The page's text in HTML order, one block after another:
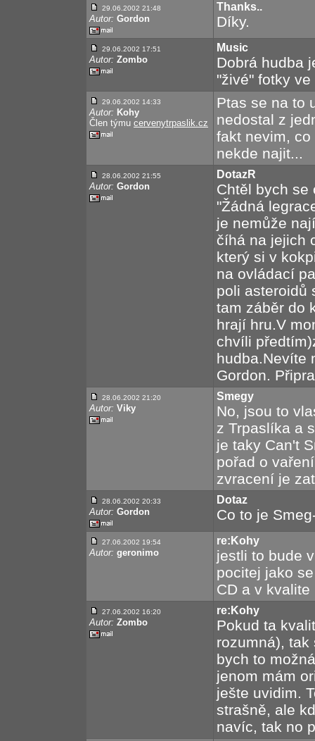
29.06.2002 21:48
Autor: Gordon
Thanks..
Díky.
29.06.2002 17:51
Autor: Zombo
Music
Dobrá hudba
"živé" fotky
29.06.2002 14:33
Autor: Kohy
Člen týmu cervenytrpaslik.cz
Ptas se na to
nedostal z
fakt nevim,
nekde najit...
28.06.2002 21:55
Autor: Gordon
DotazR
Chtěl bych se
"Žádná
je nemůže
číhá na jejich
který si v
na ovládací
poli asteroidů
tam záběr do
hrají hru.V
chvíli
hudba.Nevíte
Gordon.
28.06.2002 21:20
Autor: Viky
Smegy
No, jsou to
z Trpaslíka a
je taky Can't
pořad o
zvracení je
28.06.2002 20:33
Autor: Gordon
Dotaz
Co to je
27.06.2002 19:54
Autor: geronimo
re:Kohy
jestli to bude
pocitej jako
CD a v
27.06.2002 16:20
Autor: Zombo
re:Kohy
Pokud ta
rozumná),
bych to
jenom mám
ješte uvidim.
strašně, ale
navíc, tak no